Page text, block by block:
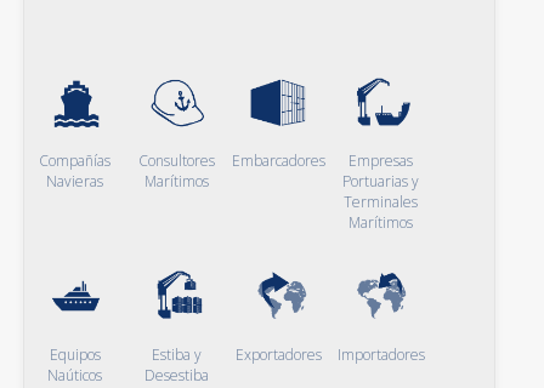
Compañías
Navieras
Consultores
Marítimos
Embarcadores
Empresas
Portuarias y
Terminales
Marítimos
Equipos
Naúticos
Estiba y
Desestiba
Exportadores Importadores